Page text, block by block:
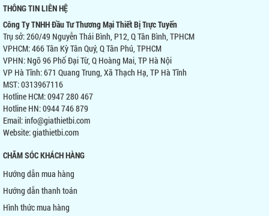
THÔNG TIN LIÊN HỆ
Công Ty TNHH Đầu Tư Thương Mại Thiết Bị Trực Tuyến
Trụ sở: 260/49 Nguyễn Thái Bình, P12, Q Tân Bình, TPHCM
VPHCM: 466 Tân Kỳ Tân Quý, Q Tân Phú, TPHCM
VPHN: Ngõ 96 Phố Đại Từ, Q Hoàng Mai, TP Hà Nội
VP Hà Tĩnh: 671 Quang Trung, Xã Thạch Hạ, TP Hà Tĩnh
MST: 0313967116
Hotline HCM: 0947 280 467
Hotline HN: 0944 746 879
Email: info@giathietbi.com
Website:giathietbi.com
CHĂM SÓC KHÁCH HÀNG
Hướng dẫn mua hàng
Hướng dẫn thanh toán
Hình thức mua hàng